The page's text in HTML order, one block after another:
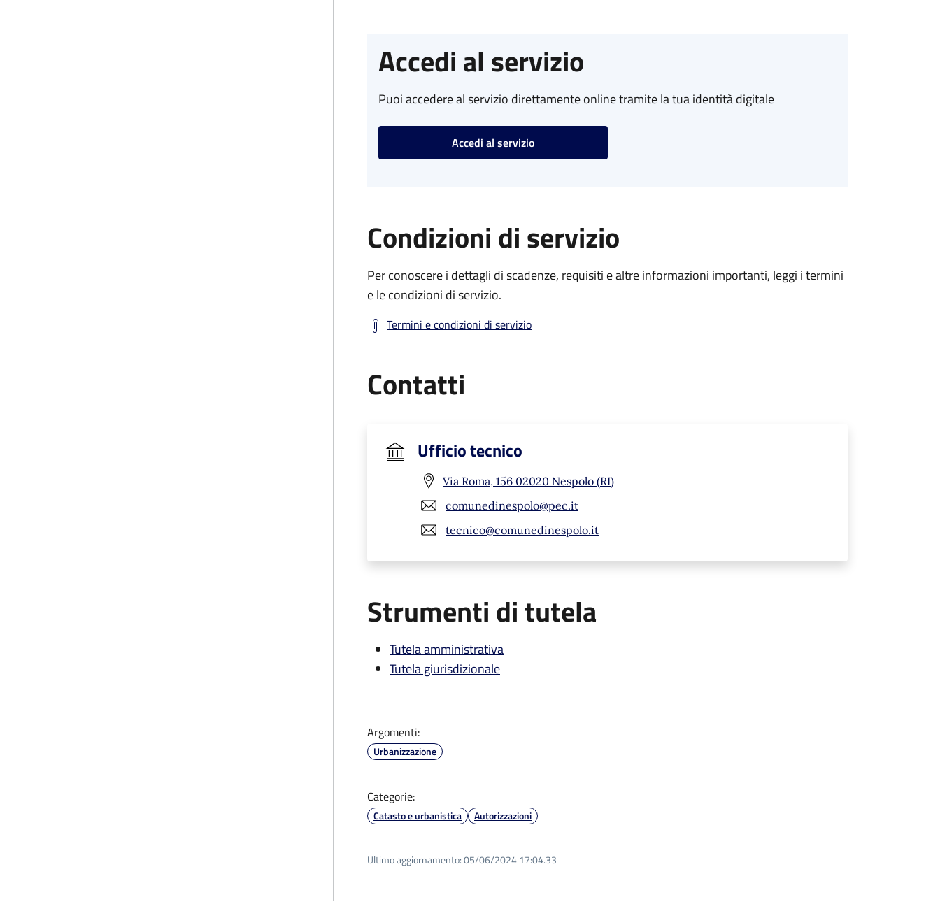
Accedi al servizio
Puoi accedere al servizio direttamente online tramite la tua identità digitale
Accedi al servizio
Condizioni di servizio
Per conoscere i dettagli di scadenze, requisiti e altre informazioni importanti, leggi i termini
e le condizioni di servizio.
Termini e condizioni di servizio
Contatti
Ufficio tecnico
Via Roma, 156 02020 Nespolo (RI)
comunedinespolo@pec.it
tecnico@comunedinespolo.it
Strumenti di tutela
Tutela amministrativa
Tutela giurisdizionale
Argomenti:
Urbanizzazione
Categorie:
Catasto e urbanistica Autorizzazioni
Ultimo aggiornamento:05/06/2024 17:04.33